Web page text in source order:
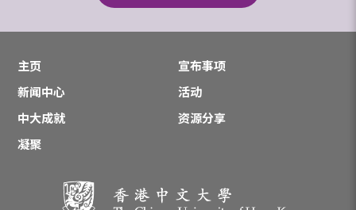
主页
宣布事项
新闻中心
活动
中大成就
资源分享
凝聚